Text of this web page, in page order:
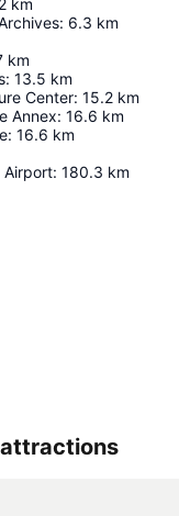
km
: 6.3 km
km
: 13.5 km
Center: 15.2 km
Annex: 16.6 km
: 16.6 km
Airport: 180.3 km